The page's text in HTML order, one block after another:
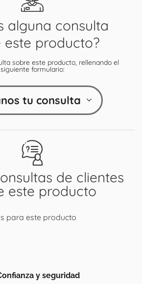
de clientes
este producto
para este producto
alguna consulta
este producto?
sobre este producto, rellenando el
siguiente formulario:
tu consulta
y seguridad